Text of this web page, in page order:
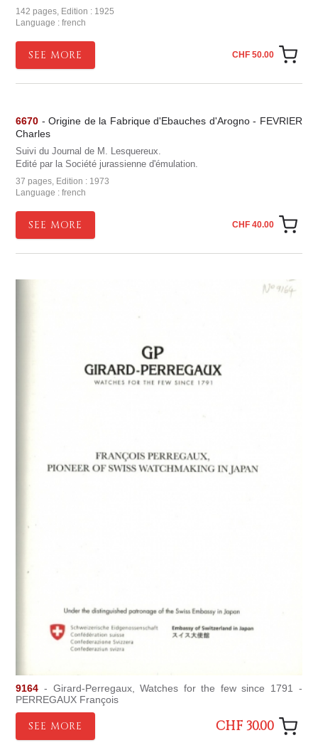
142 pages, Edition : 1925
Language : french
SEE MORE CHF 50.00
6670 - Origine de la Fabrique d'Ebauches d'Arogno - FEVRIER
Charles
Suivi du Journal de M. Lesquereux.
Edité par la Société jurassienne d'émulation.
37 pages, Edition : 1973
Language : french
SEE MORE CHF 40.00
9164 - Girard-Perregaux, Watches for the few since 1791 -
PERREGAUX François
SEE MORE CHF 30.00